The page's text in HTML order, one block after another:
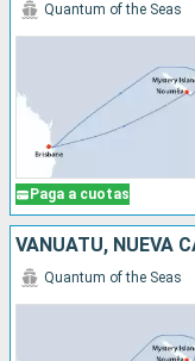
Paga a cuotas
Quantum of the Seas
Quantum of the Seas